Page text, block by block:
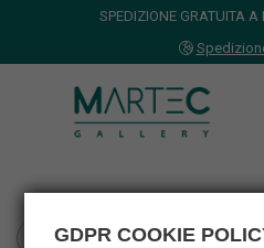
SPEDIZIONE GRATUITA A
TORNA INDIETRO
GDPR COOKIE